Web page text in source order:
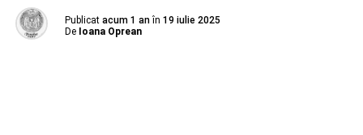
Publicat acum 1 an în 19 iulie 2025
De Ioana Oprean